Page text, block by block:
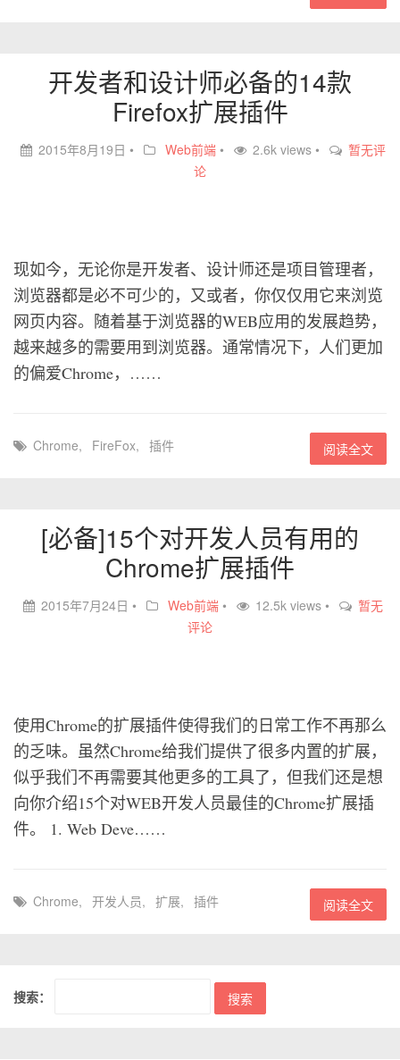
开发者和设计师必备的14款
Firefox扩展插件
2015年8月19日 • Web前端 • 2.6k views •
暂无评
论
现如今，无论你是开发者、设计师还是项目管理者，
浏览器都是必不可少的，又或者，你仅仅用它来浏览
网页内容。随着基于浏览器的WEB应用的发展趋势，
越来越多的需要用到浏览器。通常情况下，人们更加
的偏爱Chrome，……
Chrome, FireFox, 插件 阅读全文
[必备]15个对开发人员有用的
Chrome扩展插件
2015年7月24日 • Web前端 • 12.5k views •
暂无
评论
使用Chrome的扩展插件使得我们的日常工作不再那么
的乏味。虽然Chrome给我们提供了很多内置的扩展，
似乎我们不再需要其他更多的工具了，但我们还是想
向你介绍15个对WEB开发人员最佳的Chrome扩展插
件。 1. Web Deve……
Chrome, 开发人员, 扩展, 插件 阅读全文
搜索：